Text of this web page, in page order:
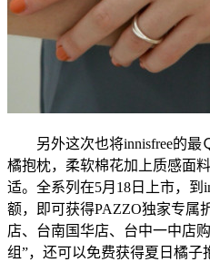
另外这次也将innisfree的最
橘抱枕，柔软棉花加上质感面
适。全系列在5月18日上市，到
额，即可获得PAZZO独家专属
店、台南国华店、台中一中店
组”，还可以免费获得夏日橘子